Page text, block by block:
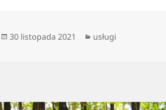
Data
30 listopada 2021 Kategorie
usługi